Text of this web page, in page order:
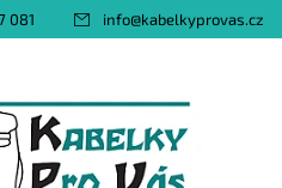
081 info@kabelkyprovas.cz